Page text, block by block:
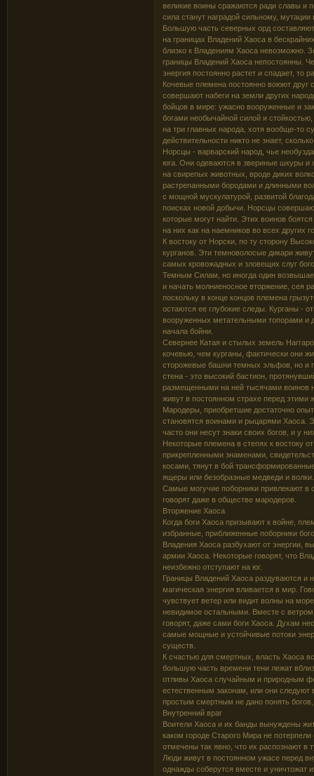
великие воины сражаются ради славы и
сила станут наградой сильному,
Большую часть северных орд
на границах Владений Хаоса в
близко к Владениям Хаоса невозможно.
границы Владений Хаоса непостоянны.
энергия постоянно растет и спадает, то
Кочевые племена постоянно воюют друг
совершают набеги на земли других
бойцов в мире: ужасно вооруженные и
богами необычайной силой и
на три главных народа, хотя вообще-то
действительности никто не знает,
Норсцы - варварский народ, чье
юга. Они одеваются в звериные шкуры и
на свирепых животных, вроде диких
растрепанными бородами и длинными
с мощной мускулатурой, развитой
поисках новой добычи. Норсцы
которые могут найти. Этих воинов
на них как на наемников во всех других
К востоку от Норски, по ту сторону
курганов. Эти темноволосые дикари
самых кровожадных и зловещих слуг
Темным Силам, но иногда один
и начать молниеносное вторжение, сея
поскольку в конце концов племена
остаются ее глубокие следы. Курганы -
вооруженных метательными топорами и
начала бойни.
Севернее Катая и стылых земель
кочевью, чем курганы, фактически они
сторожевые башни темных эльфов, но и
стена - это высокий бастион,
размещенными на ней тысячами воинов
живут в постоянном страхе перед этими
Мародеры, приобретшие достаточно
становятся воинами и рыцарями Хаоса.
часто они несут знаки своих богов, и у
Некоторые племена в степях к востоку
прикрепленными знаменами,
косами, тянут в бой
ящеры или безобразные медведи и волки.
Самые могучие поборники привлекают в
говорят даже в обществе мародеров.
Вторжение Хаоса
Когда боги Хаоса призывают к войне,
избранные, приближенные поборники
Владения Хаоса разбухают от энергии,
армии Хаоса. Некоторые говорят, что
неизбежно отступают на юг.
Границы Владений Хаоса раздуваются и
магическая энергия вливается в мир.
чувствует ветер или видит волны на
невидимое остальными. Вместе с
говорят, даже сами боги Хаоса. Духам
самые мощные и устойчивые потоки
существ.
К счастью для смертных, власть Хаоса
большую часть времени тени лежат
отливы Хаоса случайным и природным
естественным законам, или они следуют
простым смертным не дано понять
Внутренний враг
Воители Хаоса и их банды вынуждены
каком городе Старого Мира не
отмечены так явно, что их распознают в
Люди живут в постоянном ужасе перед
однажды соберутся вместе и уничтожат